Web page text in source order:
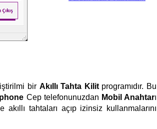
bir Akıllı Tahta Kilitprogramıdır. Bu
Cep telefonunuzdan Mobil Anahtarı
tahtaları açıp izinsiz kullanmalarını